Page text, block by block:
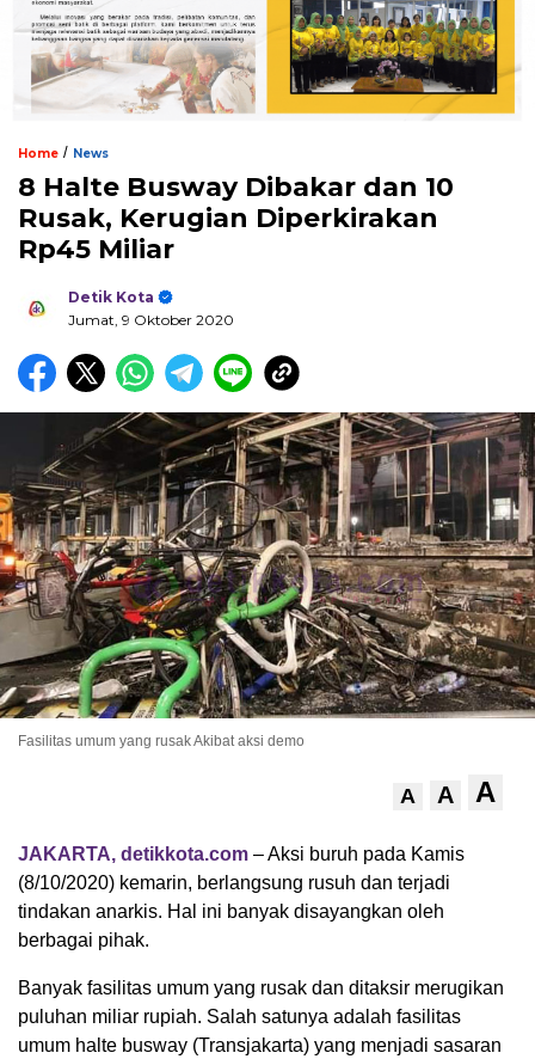
Home / News
8 Halte Busway Dibakar dan 10
Rusak, Kerugian Diperkirakan
Rp45 Miliar
Detik Kota
Jumat, 9 Oktober 2020
Fasilitas umum yang rusak Akibat aksi demo
A A A
JAKARTA, detikkota.com – Aksi buruh pada Kamis
(8/10/2020) kemarin, berlangsung rusuh dan terjadi
tindakan anarkis. Hal ini banyak disayangkan oleh
berbagai pihak.
Banyak fasilitas umum yang rusak dan ditaksir merugikan
puluhan miliar rupiah. Salah satunya adalah fasilitas
umum halte busway (Transjakarta) yang menjadi sasaran